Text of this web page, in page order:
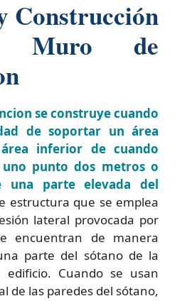
Construcción
Muro de
se construye cuando
de soportar un área
inferior de cuando
punto dos metros o
una parte elevada del
estructura que se emplea
lateral provocada por
encuentran de manera
parte del sótano de la
Cuando se usan
de las paredes del sótano,